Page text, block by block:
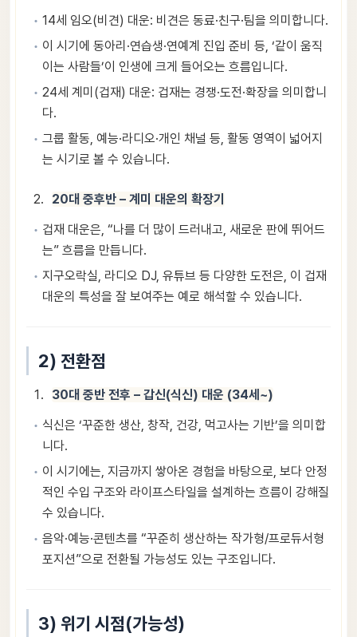
14세 임오(비견) 대운: 비견은 동료·친구·팀을 의미합니다.
이 시기에 동아리·연습생·연예계 진입 준비 등, ‘같이 움직
이는 사람들’이 인생에 크게 들어오는 흐름입니다.
24세 계미(겁재) 대운: 겁재는 경쟁·도전·확장을 의미합니
다.
그룹 활동, 예능·라디오·개인 채널 등, 활동 영역이 넓어지
는 시기로 볼 수 있습니다.
20대 중후반 – 계미 대운의 확장기
겁재 대운은, “나를 더 많이 드러내고, 새로운 판에 뛰어드
는” 흐름을 만듭니다.
지구오락실, 라디오 DJ, 유튜브 등 다양한 도전은, 이 겁재
대운의 특성을 잘 보여주는 예로 해석할 수 있습니다.
2) 전환점
30대 중반 전후 – 갑신(식신) 대운 (34세~)
식신은 ‘꾸준한 생산, 창작, 건강, 먹고사는 기반’을 의미합
니다.
이 시기에는, 지금까지 쌓아온 경험을 바탕으로, 보다 안정
적인 수입 구조와 라이프스타일을 설계하는 흐름이 강해질
수 있습니다.
음악·예능·콘텐츠를 “꾸준히 생산하는 작가형/프로듀서형
포지션”으로 전환될 가능성도 있는 구조입니다.
3) 위기 시점(가능성)